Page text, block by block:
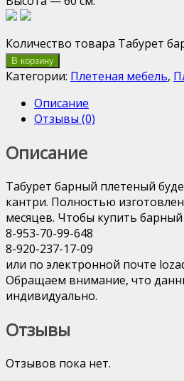
Количество товара Табурет
В корзину
Категории: Плетеная мебель,
Описание
Отзывы (0)
Описание
Табурет барный плетеный
кантри. Полностью
месяцев. Чтобы купить
8-953-70-99-648
8-920-237-17-09
или по электронной почте
Обращаем внимание, что
индивидуально.
Отзывы
Отзывов пока нет.